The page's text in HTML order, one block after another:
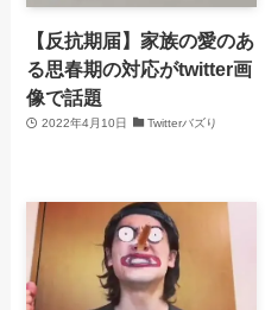
【反抗期届】家族の愛のあ
る思春期の対応がtwitter画
像で話題
2022年4月10日 Twitterバズり